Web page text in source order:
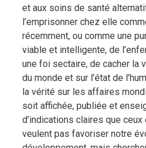
et aux soins de santé
l’emprisonner chez elle
récemment, ou comme une
viable et intelligente, de
une foi sectaire, de cacher la
du monde et sur l’état de
la vérité sur les affaires
soit affichée, publiée et
d’indications claires que
veulent pas favoriser notre